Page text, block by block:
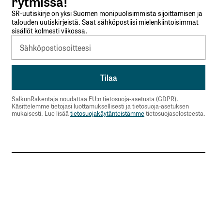
SR-uutiskirje on yksi Suomen monipuolisimmista sijoittamisen ja
talouden uutiskirjeistä. Saat sähköpostiisi mielenkiintoisimmat
sisällöt kolmesti viikossa.
SalkunRakentaja noudattaa EU:n tietosuoja-asetusta (GDPR).
Käsittelemme tietojasi luottamuksellisesti ja tietosuoja-asetuksen
mukaisesti. Lue lisää tietosuojakäytänteistämmetietosuojaselosteesta.